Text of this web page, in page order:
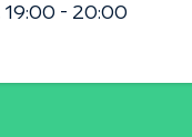
19:00 - 20:00